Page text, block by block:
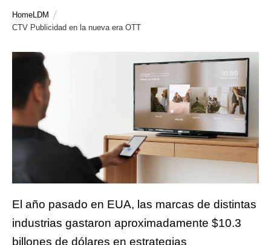
HomeLDM
CTV Publicidad en la nueva era OTT
El año pasado en EUA, las marcas de distintas
industrias gastaron aproximadamente $10.3
billones de dólares en estrategias